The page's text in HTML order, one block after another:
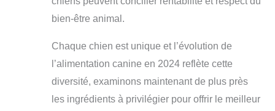
bien-être animal.
Chaque chien est unique et l’évolution de
l’alimentation canine en 2024 reflète cette
diversité, examinons maintenant de plus près
les ingrédients à privilégier pour offrir le meilleur